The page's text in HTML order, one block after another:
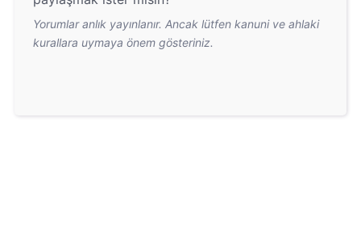
Yorumlar anlık yayınlanır. Ancak lütfen kanuni ve ahlaki
kurallara uymaya önem gösteriniz.